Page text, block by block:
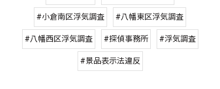
#小倉南区浮気調査 #八幡東区浮気調査
#八幡西区浮気調査 #探偵事務所 #浮気調査
#景品表示法違反